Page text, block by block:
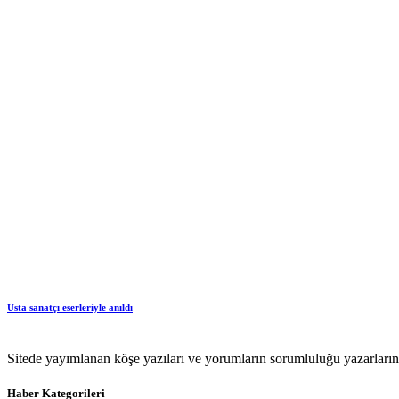
Usta sanatçı eserleriyle anıldı
Sitede yayımlanan köşe yazıları ve yorumların sorumluluğu
Haber Kategorileri